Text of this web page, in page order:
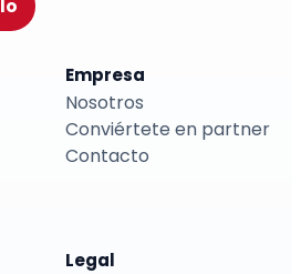
Empresa
Nosotros
Conviértete en partner
Contacto
Legal